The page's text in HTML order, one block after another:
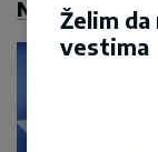
Želim
vestima
NASLOVNA